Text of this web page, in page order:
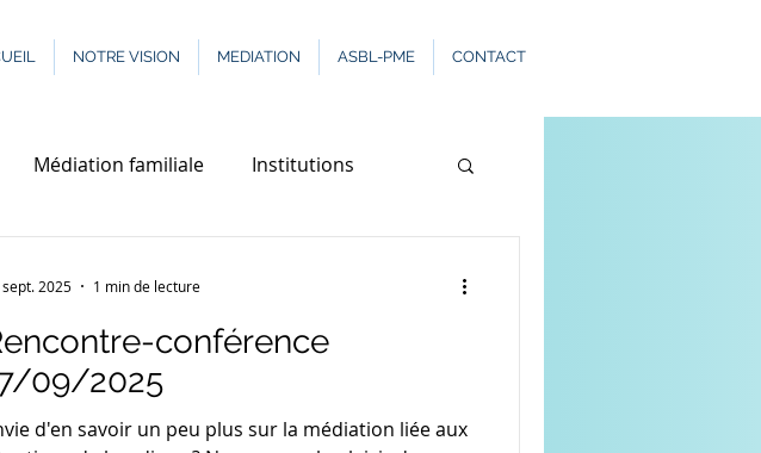
NOTRE VISION MEDIATION ASBL-PME CONTACT
Médiation familiale Institutions
conférence
09/2025
d'en savoir un peu plus sur la médiation liée aux
sept. 2025 1 min de lecture